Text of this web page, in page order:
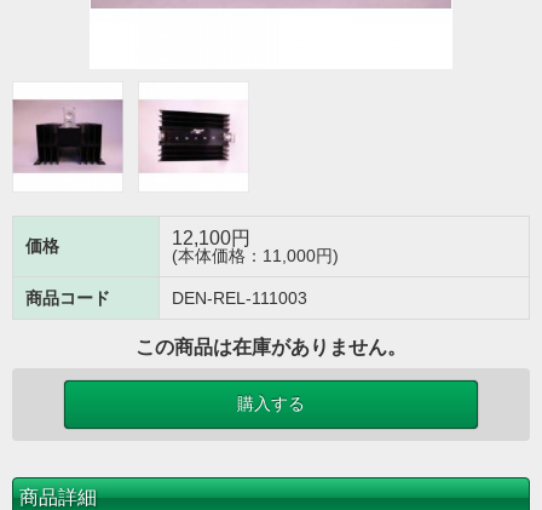
価格 12,100円
(本体価格：11,000円)
商品コード DEN-REL-111003
この商品は在庫がありません。
商品詳細